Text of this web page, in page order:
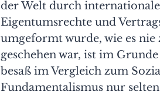
der Welt durch
Eigentumsrechte und
umgeformt wurde, wie es
geschehen war, ist im
besaß im Vergleich zum
Fundamentalismus nur